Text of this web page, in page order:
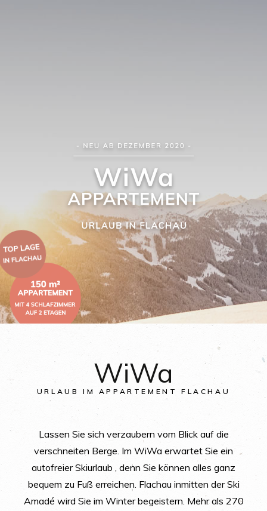
WiWa
URLAUB IM APPARTEMENT FLACHAU
Lassen Sie sich verzaubern vom Blick auf die
verschneiten Berge. Im WiWa erwartet Sie ein
autofreier Skiurlaub , denn Sie können alles ganz
bequem zu Fuß erreichen. Flachau inmitten der Ski
Amadé wird Sie im Winter begeistern. Mehr als 270